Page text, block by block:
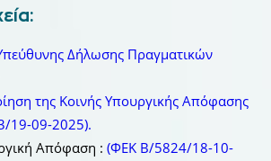
Δήλωσης Πραγματικών
της Κοινής Υπουργικής Απόφασης
19-09-2025).
Απόφαση : (ΦΕΚ Β/5824/18-10-